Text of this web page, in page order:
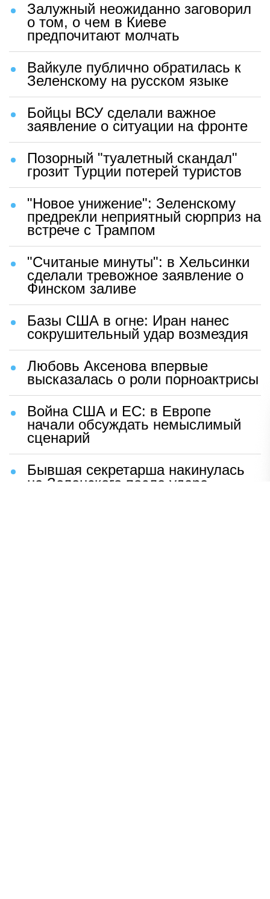
Залужный неожиданно заговорил
о том, о чем в Киеве
предпочитают молчать
Вайкуле публично обратилась к
Зеленскому на русском языке
Бойцы ВСУ сделали важное
заявление о ситуации на фронте
Позорный "туалетный скандал"
грозит Турции потерей туристов
"Новое унижение": Зеленскому
предрекли неприятный сюрприз на
встрече с Трампом
"Считаные минуты": в Хельсинки
сделали тревожное заявление о
Финском заливе
Базы США в огне: Иран нанес
сокрушительный удар возмездия
Любовь Аксенова впервые
высказалась о роли порноактрисы
Война США и ЕС: в Европе
начали обсуждать немыслимый
сценарий
Бывшая секретарша накинулась
на Зеленского после удара